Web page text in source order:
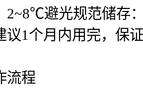
2~8℃避光规范储存
议1个月内用完，保
流程